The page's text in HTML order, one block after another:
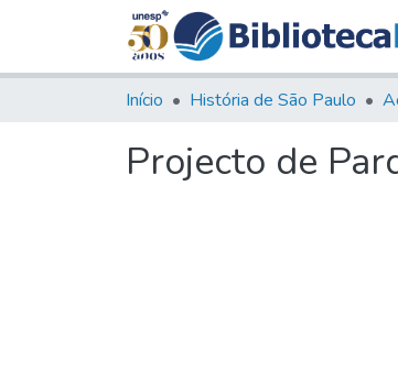
Início História de São Paulo
Projecto de